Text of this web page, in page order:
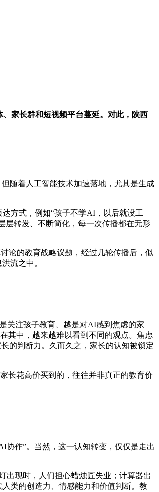
家长群和短视频平台蔓延。对此，陕西
随着人工智能技术加速落地，尤其是生成
方式，例如“孩子不学AI，以后就没工
层转发、不断简化，每一次传播都在无形
论的教育战略议题，经过几轮传播后，似
流之中。
关注孩子教育、越是对AI感到焦虑的家
其中，越来越难以看到不同的观点。焦虑
的判断力。久而久之，家长的认知被锁定
长花高价买到的，往往并非真正的教育价
协作”。当然，这一认知转变，仅仅是走出
出现时，人们担心蜡烛匠失业；计算器出
类的创造力、情感能力和价值判断。教